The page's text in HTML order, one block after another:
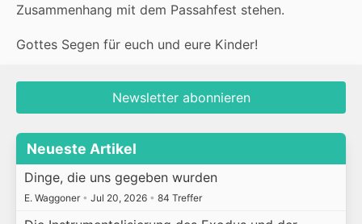
Zusammenhang mit dem Passahfest stehen.
Gottes Segen für euch und eure Kinder!
Newsletter abonnieren
Neueste Artikel
Dinge, die uns gegeben wurden
E. Waggoner • Jul 20, 2026 • 84 Treffer